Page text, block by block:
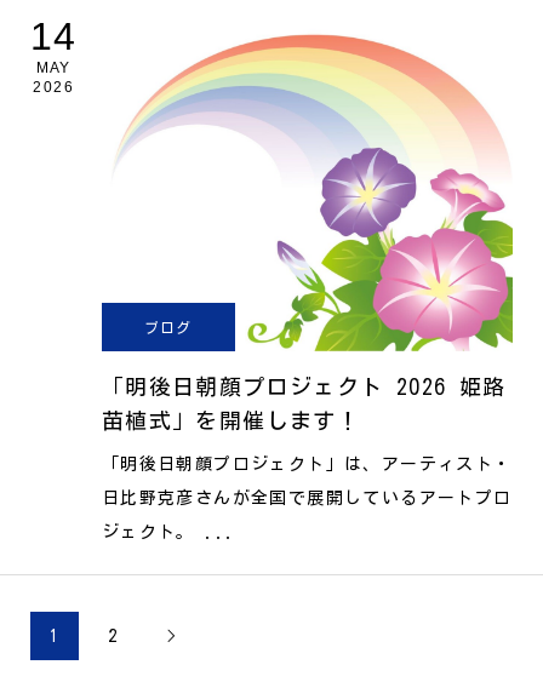
14
MAY
2026
ブログ
「明後日朝顔プロジェクト 2026 姫路
苗植式」を開催します！
「明後日朝顔プロジェクト」は、アーティスト・
日比野克彦さんが全国で展開しているアートプロ
ジェクト。 ...
1 2 